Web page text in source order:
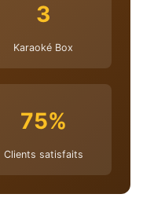
3
Karaoké Box
75%
Clients satisfaits